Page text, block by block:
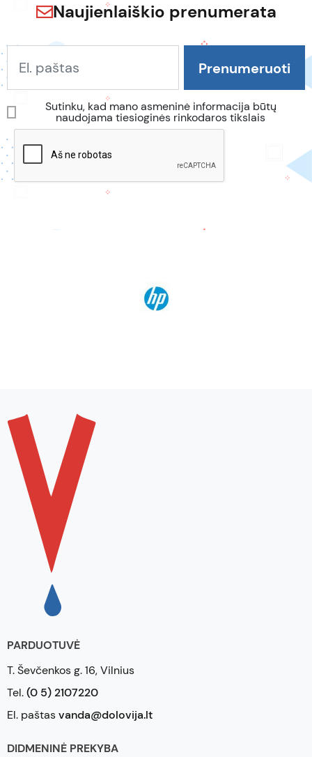
Naujienlaiškio prenumerata
Sutinku, kad mano asmeninė informacija būtų
naudojama tiesioginės rinkodaros tikslais
PARDUOTUVĖ
T. Ševčenkos g. 16, Vilnius
Tel.(0 5) 2107220
El. paštasvanda@dolovija.lt
DIDMENINĖ PREKYBA